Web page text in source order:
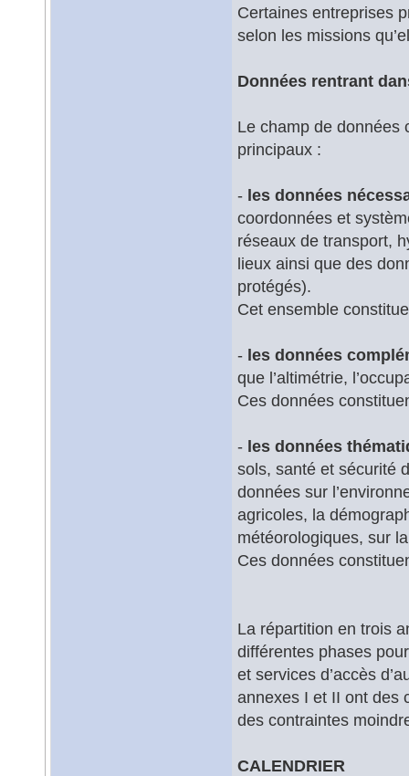
Certaines entreprises
selon les missions
Données rentrant
Le champ de données
principaux :
- les données
coordonnées et
réseaux de transport,
lieux ainsi que des
protégés).
Cet ensemble
- les données
que l’altimétrie,
Ces données
- les données
sols, santé et sécurité
données sur
agricoles, la
météorologiques, sur
Ces données
La répartition en trois
différentes phases
et services d’accès
annexes I et II ont des
des contraintes
CALENDRIER